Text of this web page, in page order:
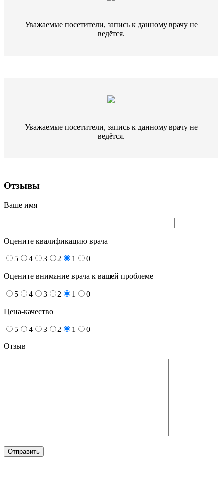
Уважаемые посетители, запись к данному врачу не
ведётся.
Уважаемые посетители, запись к данному врачу не
ведётся.
Отзывы
Ваше имя
Оцените квалификацию врача
5 4 3 2 1 0
Оцените внимание врача к вашей проблеме
5 4 3 2 1 0
Цена-качество
5 4 3 2 1
0
Отзыв